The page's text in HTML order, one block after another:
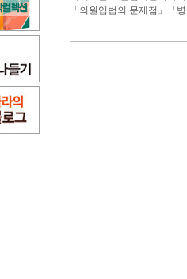
「의원입법의 문제점」「